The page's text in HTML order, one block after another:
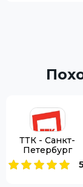
ТТК - Санкт-
Петербург
5